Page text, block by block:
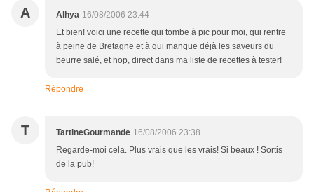
A Alhya 16/08/2006 23:44
Et bien! voici une recette qui tombe à pic pour moi, qui rentre
à peine de Bretagne et à qui manque déjà les saveurs du
beurre salé, et hop, direct dans ma liste de recettes à tester!
Répondre
T TartineGourmande 16/08/2006 23:38
Regarde-moi cela. Plus vrais que les vrais! Si beaux ! Sortis
de la pub!